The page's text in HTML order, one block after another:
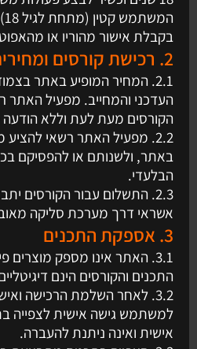
בקבלת אישור מהוריו או
2. רכישת קורסים ומחירים
2.1. המחיר המופיע באתר
העדכני והמחייב. מפעיל האתר
הקורסים מעת לעת וללא
2.2. מפעיל האתר רשאי
באתר, ולשנותם או להפסיקם
הבלעדי.
2.3. התשלום עבור הקורסים
אשראי דרך מערכת סליקה
3. אספקת התכנים
3.1. האתר אינו מספק מוצרים
התכנים והקורסים הינם
3.2. לאחר השלמת הרכישה
למשתמש גישה אישית לצפייה
אישית ואינה ניתנת להעברה.